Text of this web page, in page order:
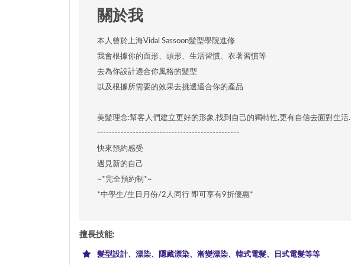
關於我
本人曾於上海Vidal Sassoon髮型學院進修
我會根據你的面形、頭形、生活習慣、衣著習慣等
去為你設計適合你風格的髮型
以及根據所需要的效果去挑選適合你的產品
美髮理念:幫客人們建立更好的形象,找到自己的獨特性,更有自信去面對生活.
------------------------------------------------
快來預約感受
遇見新的自己
~*完全預約制*~
*中學生/生日月份/2人同行 即可享有9折優惠*
擅長技能:
髮型設計、漂染、隱藏漂染、漸變漂染、韓式電髮、日式電髮等等